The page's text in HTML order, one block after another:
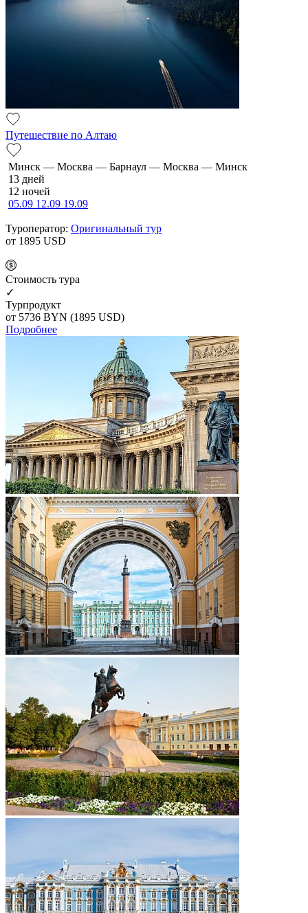
Путешествие по Алтаю
Минск — Москва — Барнаул — Москва — Минск
13 дней
12 ночей
05.09 12.09 19.09
Туроператор: Оригинальный тур
от 1895 USD
Cтоимость тура
✓
Турпродукт
от 5736 BYN (1895 USD)
Подробнее